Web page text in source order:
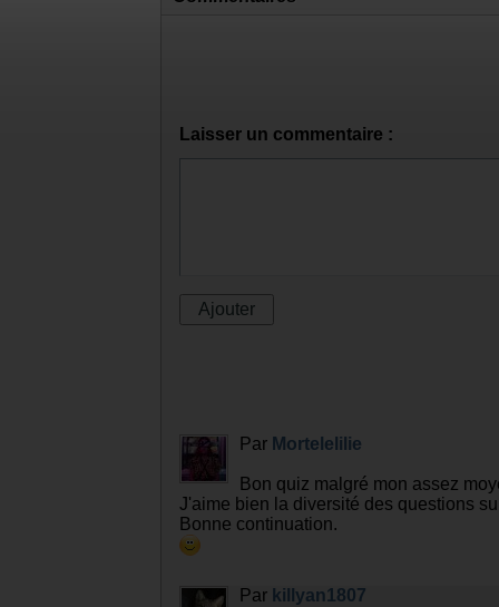
Laisser un commentaire :
Par Mortelelilie
Bon quiz malgré mon assez
J'aime bien la diversité des questions
Bonne continuation.
Par killyan1807